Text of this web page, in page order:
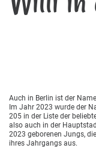
Auch in Berlin ist der Name
Im Jahr 2023 wurde der
205 in der Liste der
also auch in der
2023 geborenen Jungs,
ihres Jahrgangs aus.